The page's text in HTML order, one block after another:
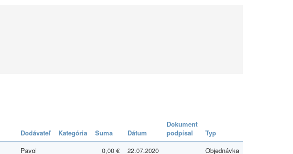
Dodávateľ Kategória Suma Dátum
Dokument
podpísal
Typ
Pavol
0,00 € 22.07.2020 Objednávka